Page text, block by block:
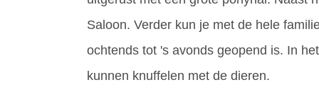
Saloon. Verder kun je met de hele
ochtends tot 's avonds geopend is. In
kunnen knuffelen met de dieren.